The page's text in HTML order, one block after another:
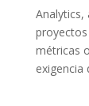
Analytics,
métricas
exigencia